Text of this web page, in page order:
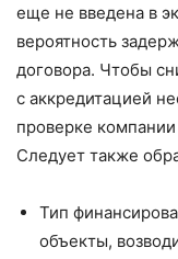
еще не введена в
вероятность
договора. Чтобы
с аккредитацией
проверке
Следует также
Тип
объекты,